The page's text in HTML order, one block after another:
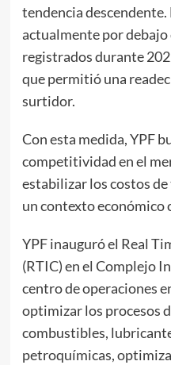
tendencia descendente.
actualmente por
registrados durante
que permitió una
surtidor.
Con esta medida, YPF
competitividad en el
estabilizar los costos
un contexto económico
YPF inauguró el Real
(RTIC) en el Complejo
centro de operaciones
optimizar los procesos
combustibles,
petroquímicas,